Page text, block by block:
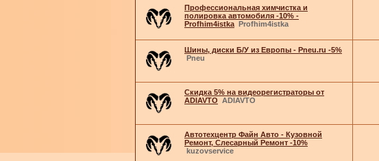
Профессиональная химчистка и
полировка автомобиля -10% -
Profhim4istka Profhim4istka
Шины, диски Б/У из Европы - Pneu.ru -5%
Pneu
Скидка 5% на видеорегистраторы от
ADIAVTO ADIAVTO
Автотехцентр Файн Авто - Кузовной
Ремонт, Слесарный Ремонт -10%
kuzovservice